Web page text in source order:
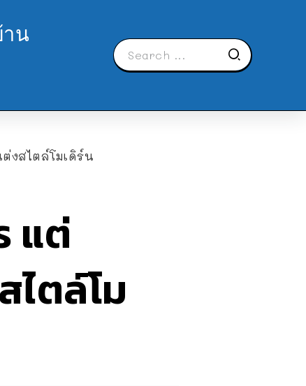
น
งสไตล์โมเดิร์น
แต่
ตล์โม